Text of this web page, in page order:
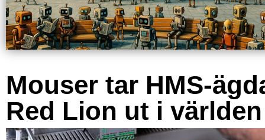
Mouser tar HMS-
Red Lion ut i världen